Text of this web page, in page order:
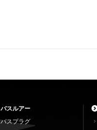
バスルアー
バスプラグ